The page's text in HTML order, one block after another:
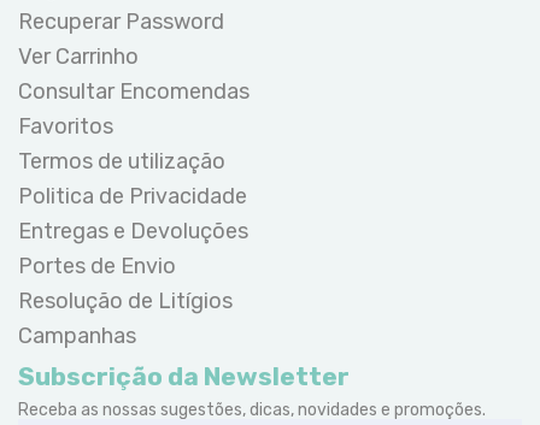
Recuperar Password
Ver Carrinho
Consultar Encomendas
Favoritos
Termos de utilização
Politica de Privacidade
Entregas e Devoluções
Portes de Envio
Resolução de Litígios
Campanhas
Subscrição da Newsletter
Receba as nossas sugestões, dicas, novidades e promoções.